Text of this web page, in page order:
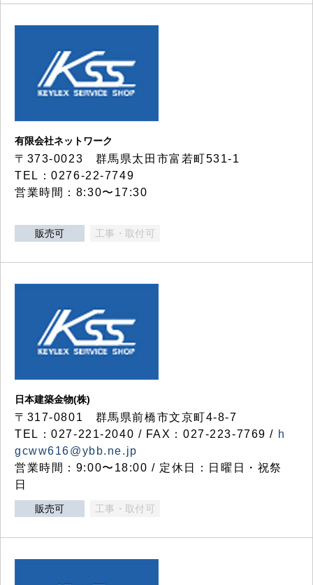
有限会社ネットワーク
〒373-0023 群馬県太田市富若町531-1
TEL：0276-22-7749
営業時間：8:30〜17:30
販売可 工事・取付可
日本建築金物(株)
〒317‐0801 群馬県前橋市文京町4-8-7
TEL：027-221-2040 / FAX：027-223-7769 / h
gcww616@ybb.ne.jp
営業時間：9:00〜18:00 / 定休日：日曜日・祝祭
日
販売可 工事・取付可